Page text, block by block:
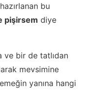
bu
pişirsem diye
ve bir de tatlıdan
mevsimine
yanına hangi